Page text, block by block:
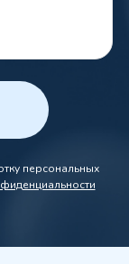
персональных